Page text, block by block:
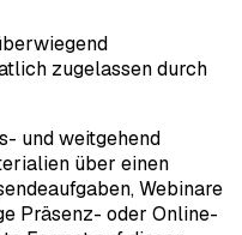
zugelassen durch
und weitgehend
über einen
Webinare
Präsenz- oder Online-